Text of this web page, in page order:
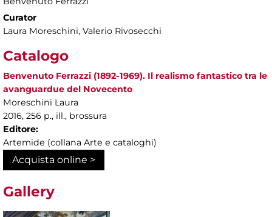
Curator
Laura Moreschini, Valerio Rivosecchi
Catalogo
Benvenuto Ferrazzi (1892-1969). Il realismo fantastico tra le
avanguardue del Novecento
Moreschini Laura
2016, 256 p., ill., brossura
Editore:
Artemide (collana Arte e cataloghi)
Acquista online >
Gallery